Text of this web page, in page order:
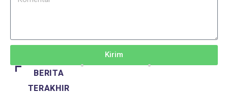
Kirim
BERITA
TERAKHIR